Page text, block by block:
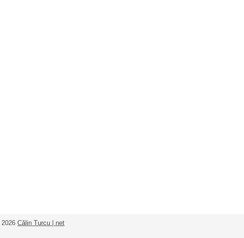
2026 Călin Turcu | net